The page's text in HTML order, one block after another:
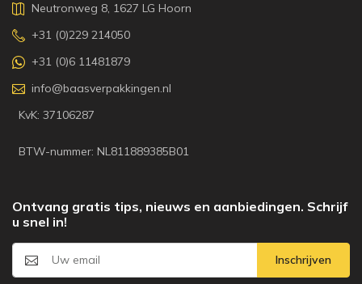
Neutronweg 8, 1627 LG Hoorn
+31 (0)229 214050
+31 (0)6 11481879
info@baasverpakkingen.nl
KvK: 37106287
BTW-nummer: NL811889385B01
Ontvang gratis tips, nieuws en aanbiedingen. Schrijf
u snel in!
Inschrijven